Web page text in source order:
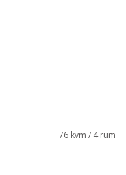
76 kvm / 4 rum